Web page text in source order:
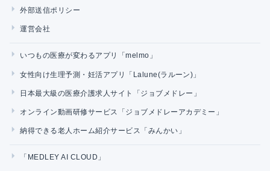
外部送信ポリシー
運営会社
いつもの医療が変わるアプリ「melmo」
女性向け生理予測・妊活アプリ「Lalune(ラルーン)」
日本最大級の医療介護求人サイト「ジョブメドレー」
オンライン動画研修サービス「ジョブメドレーアカデミー」
納得できる老人ホーム紹介サービス「みんかい」
「MEDLEY AI CLOUD」